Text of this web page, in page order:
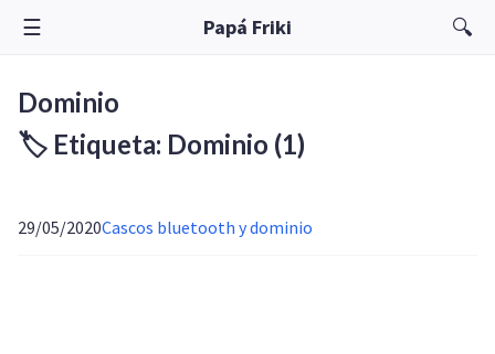
☰ Papá Friki 🔍
Dominio
🏷️ Etiqueta: Dominio (1)
29/05/2020Cascos bluetooth y dominio